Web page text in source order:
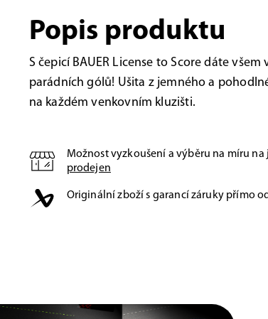
Popis produktu
S čepicí BAUER License to Score dáte
parádních gólů! Ušita z jemného a
na každém venkovním kluzišti.
Možnost vyzkoušení a výběru na míru na
prodejen
Originální zboží s garancí záruky přímo